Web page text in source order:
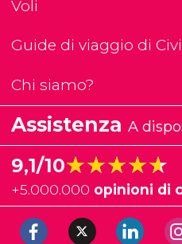
Voli
Guide di viaggio di
Chi siamo?
Assistenza A
9,1/10★★★★★
★★★★★
+5.000.000 opinioni di